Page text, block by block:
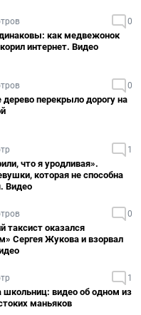
0
как медвежонок
интернет. Видео
0
перекрыло дорогу на
1
что я уродливая».
которая не способна
Видео
0
таксист оказался
Сергея Жукова и взорвал
1
школьниц: видео об одном из
маньяков